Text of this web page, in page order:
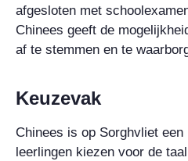
afgesloten met
Chinees geeft de
af te stemmen en te
Keuzevak
Chinees is op Sorghvliet
leerlingen kiezen voor de taal